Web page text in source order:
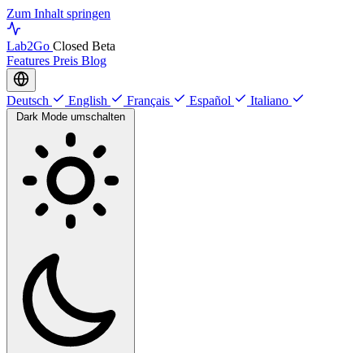
Zum Inhalt springen
Lab2Go Closed Beta
Features Preis Blog
Deutsch English Français Español Italiano
Dark Mode umschalten